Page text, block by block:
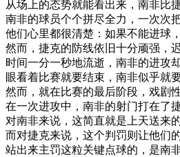
从场 上的态势就能看出来 ， 南非比
南非的球员个个拼尽全力 ， 一次次
他们心里都很清楚 ： 如果不能进球 ，
然而 ， 捷克的防线依旧十分顽强 ，
时间一分一秒地流逝 ， 南非的进攻
眼看着比赛就要结束 ， 南非似乎就
然而 ， 就在比赛的最后阶段 ， 戏剧
在一次进攻中 ， 南非的射门打在了
对南非来说 ， 这简直就是 上天送来
而对捷克来说 ， 这个判 罚则 让他们
站出来主罚这粒关键点球的 ， 是南